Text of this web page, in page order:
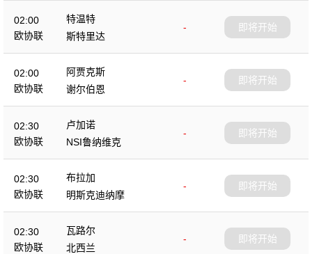
02:00
欧协联
特温特
-
斯特里达
即将开始
02:00
欧协联
阿贾克斯
-
谢尔伯恩
即将开始
02:30
欧协联
卢加诺
-
NSI鲁纳维克
即将开始
02:30
欧协联
布拉加
-
明斯克迪纳摩
即将开始
02:30
欧协联
瓦路尔
-
北西兰
即将开始